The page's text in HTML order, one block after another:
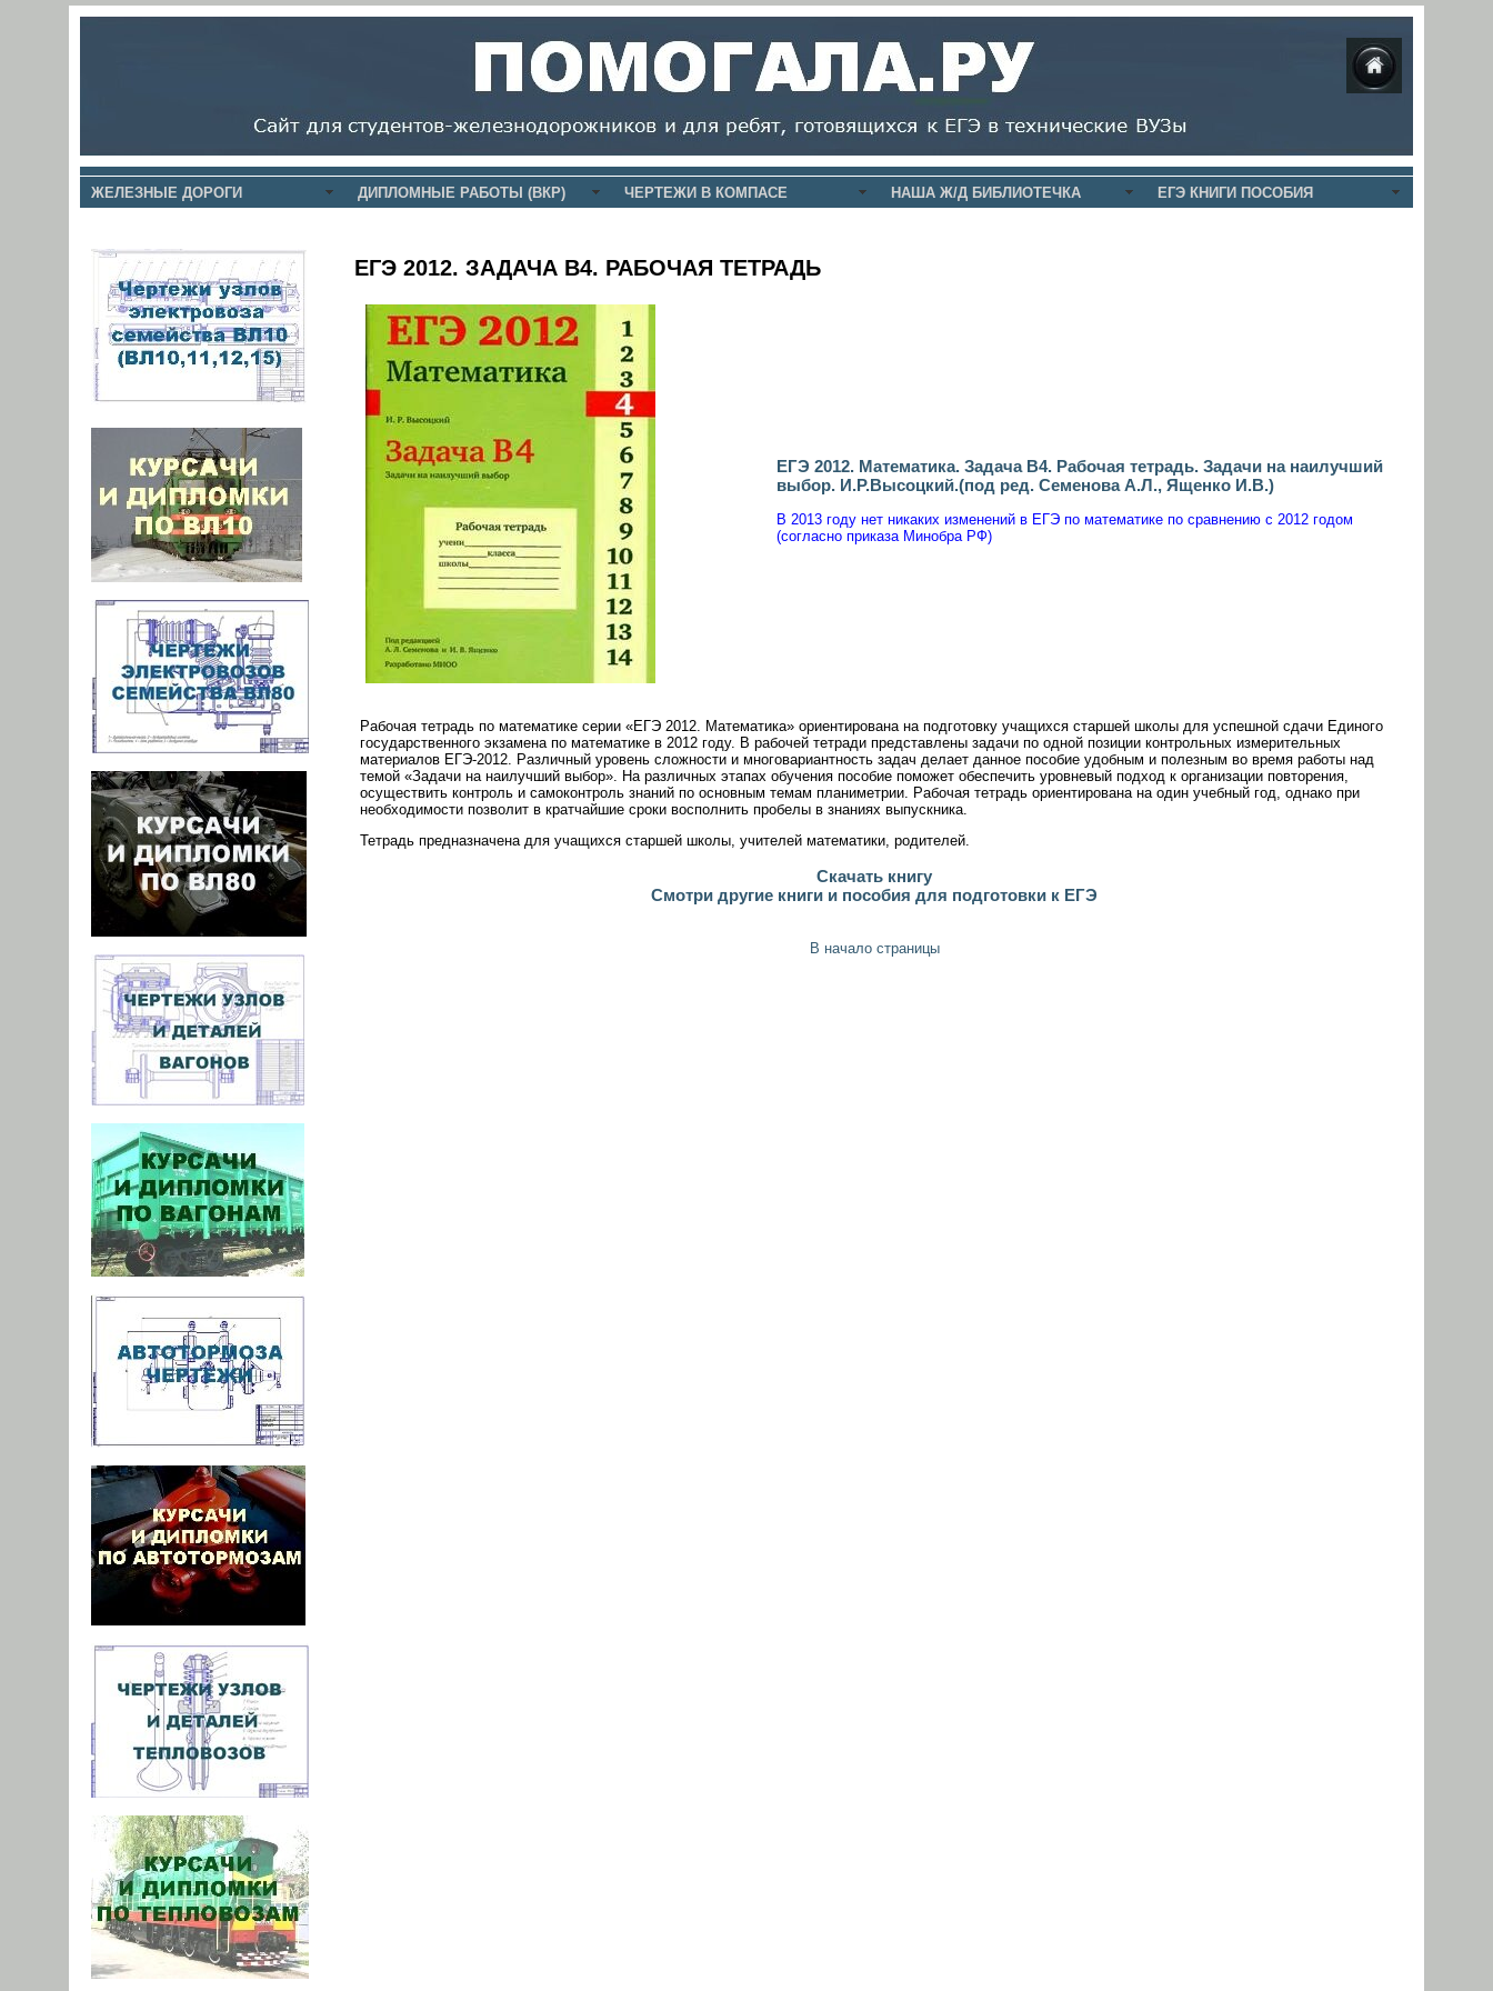
ЖЕЛЕЗНЫЕ ДОРОГИ ДИПЛОМНЫЕ РАБОТЫ (ВКР) ЧЕРТЕЖИ В КОМПАСЕ НАША Ж/Д БИБЛИОТЕЧКА ЕГЭ КНИГИ ПОСОБИЯ
ЕГЭ 2012. ЗАДАЧА В4. РАБОЧАЯ ТЕТРАДЬ
ЕГЭ 2012. Математика. Задача B4. Рабочая тетрадь. Задачи на наилучший
выбор. И.Р.Высоцкий.(под ред. Семенова А.Л., Ященко И.В.)
В 2013 году нет никаких изменений в ЕГЭ по математике по сравнению с 2012 годом
(согласно приказа Минобра РФ)
Рабочая тетрадь по математике серии «ЕГЭ 2012. Математика» ориентирована на подготовку учащихся старшей школы для успешной сдачи Единого
государственного экзамена по математике в 2012 году. В рабочей тетради представлены задачи по одной позиции контрольных измерительных
материалов ЕГЭ-2012. Различный уровень сложности и многовариантность задач делает данное пособие удобным и полезным во время работы над
темой «Задачи на наилучший выбор». На различных этапах обучения пособие поможет обеспечить уровневый подход к организации повторения,
осуществить контроль и самоконтроль знаний по основным темам планиметрии. Рабочая тетрадь ориентирована на один учебный год, однако при
необходимости позволит в кратчайшие сроки восполнить пробелы в знаниях выпускника.
Тетрадь предназначена для учащихся старшей школы, учителей математики, родителей.
Скачать книгу
Смотри другие книги и пособия для подготовки к ЕГЭ
В начало страницы